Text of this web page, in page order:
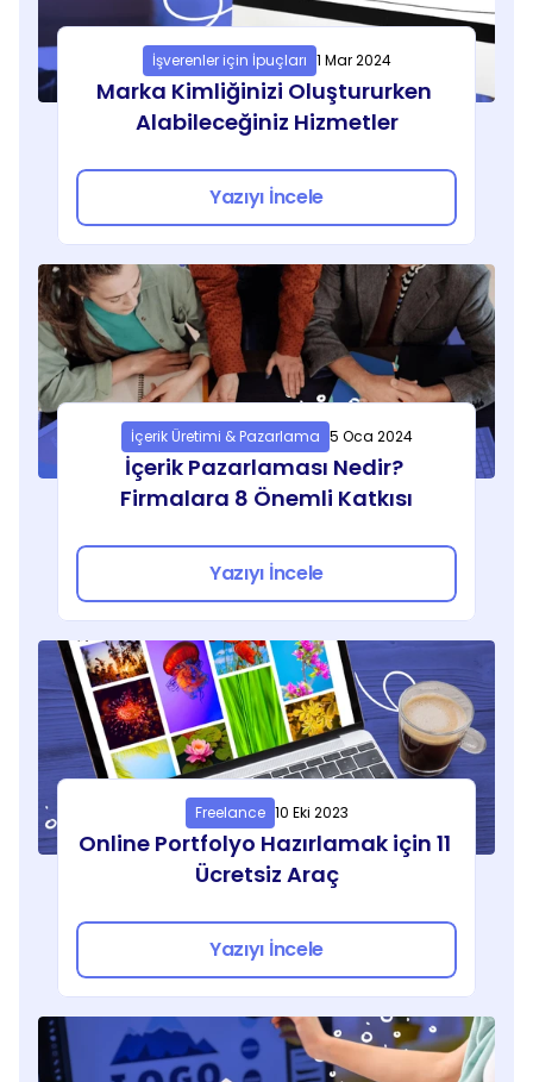
İşverenler için İpuçları 1 Mar 2024
Marka Kimliğinizi Oluştururken
Alabileceğiniz Hizmetler
Yazıyı İncele
İçerik Üretimi & Pazarlama 5 Oca 2024
İçerik Pazarlaması Nedir?
Firmalara 8 Önemli Katkısı
Yazıyı İncele
Freelance 10 Eki 2023
Online Portfolyo Hazırlamak için 11
Ücretsiz Araç
Yazıyı İncele